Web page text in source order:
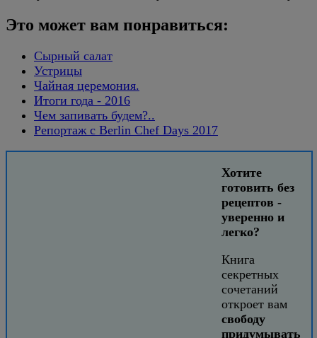
Это может вам понравиться:
Сырный салат
Устрицы
Чайная церемония.
Итоги года - 2016
Чем запивать будем?..
Репортаж с Berlin Chef Days 2017
Хотите
готовить без
рецептов -
уверенно и
легко?
Книга
секретных
сочетаний
откроет вам
свободу
придумывать